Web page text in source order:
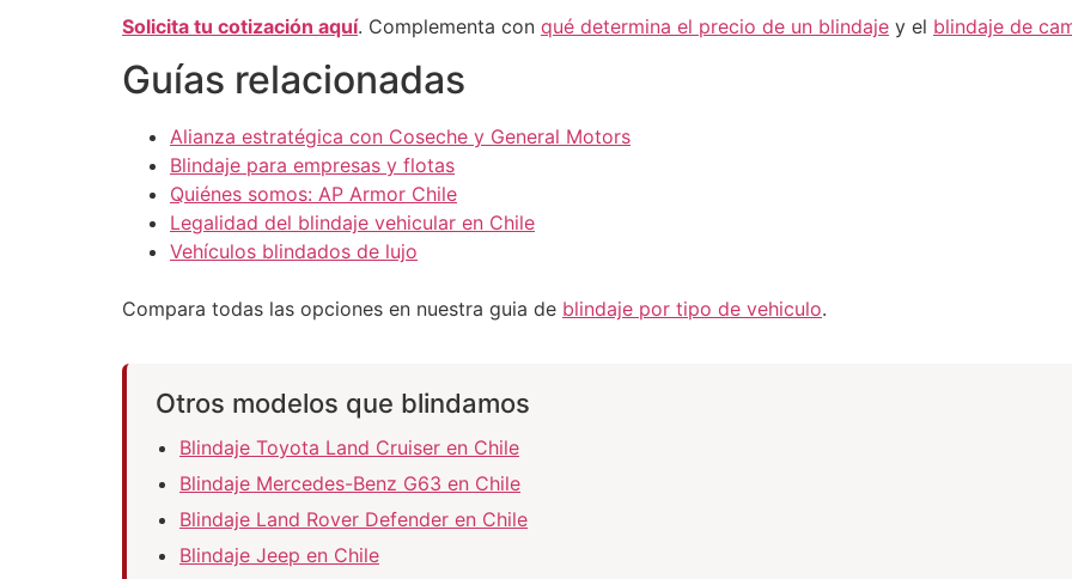
Solicita tu cotización aquí. Complementa con qué determina el precio de un blindaje y el blindaje de
Guías relacionadas
Alianza estratégica con Coseche y General Motors
Blindaje para empresas y flotas
Quiénes somos: AP Armor Chile
Legalidad del blindaje vehicular en Chile
Vehículos blindados de lujo
Compara todas las opciones en nuestra guia de blindaje por tipo de vehiculo.
Otros modelos que blindamos
Blindaje Toyota Land Cruiser en Chile
Blindaje Mercedes-Benz G63 en Chile
Blindaje Land Rover Defender en Chile
Blindaje Jeep en Chile